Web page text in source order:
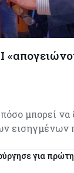
μπορεί
εισηγμένων
για